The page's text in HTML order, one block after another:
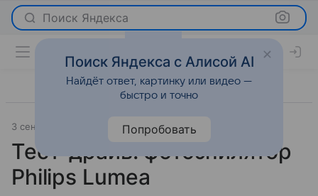
Поиск Яндекса
3 сентября 2012 Красота
Тест-драйв: фотоэпилятор
Philips Lumea
Поиск Яндекса с Алисой AI
Найдёт ответ, картинку или видео —
быстро и точно
Попробовать